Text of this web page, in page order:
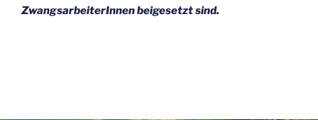
ZwangsarbeiterInnen beigesetzt sind.